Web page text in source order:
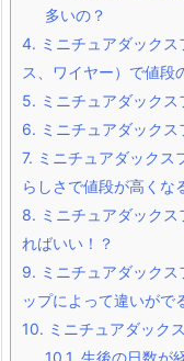
多いの？
4. ミニチュアダック
ス、ワイヤー）で値段
5. ミニチュアダック
6. ミニチュアダック
7. ミニチュアダックス
らしさで値段が高くな
8. ミニチュアダック
ればいい！？
9. ミニチュアダック
ップによって違いがで
10. ミニチュアダック